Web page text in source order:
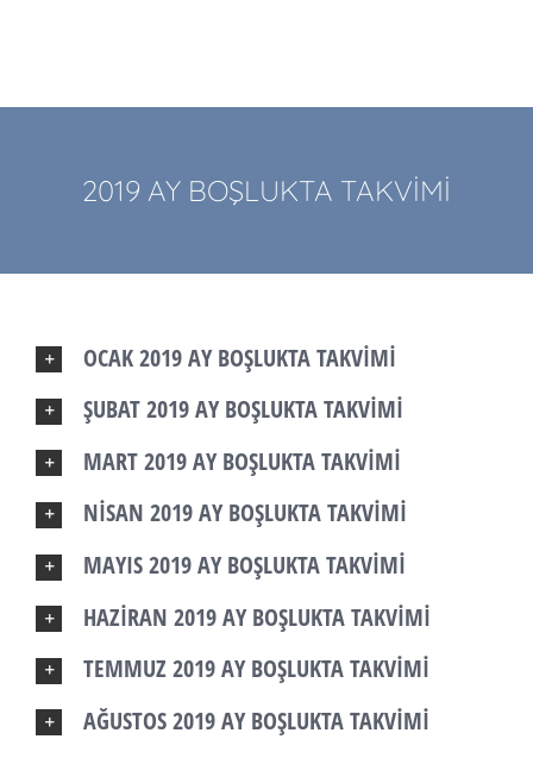
2019 AY BOŞLUKTA TAKVİMİ
OCAK 2019 AY BOŞLUKTA TAKVİMİ
ŞUBAT 2019 AY BOŞLUKTA TAKVİMİ
MART 2019 AY BOŞLUKTA TAKVİMİ
NİSAN 2019 AY BOŞLUKTA TAKVİMİ
MAYIS 2019 AY BOŞLUKTA TAKVİMİ
HAZİRAN 2019 AY BOŞLUKTA TAKVİMİ
TEMMUZ 2019 AY BOŞLUKTA TAKVİMİ
AĞUSTOS 2019 AY BOŞLUKTA TAKVİMİ